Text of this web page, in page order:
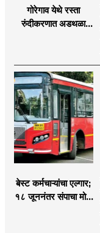
गोरेगाव येथे रस्ता
रुंदीकरणात अडथळा
बेस्ट कर्मचाऱ्यांचा एल्गार;
१८ जूननंतर संपाचा मोठा